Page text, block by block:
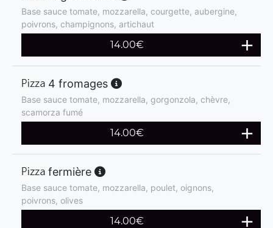
Base sauce tomate, mozzarella, courgette, aubergine,
poivrons, champignons, artichaut
14.00€
4 fromages
Base sauce tomate, mozzarella, gorgonzola, chèvre,
scamorza fumé
14.00€
fermière
Base sauce tomate, mozzarella, poulet, oignons,
poivrons, olives
14.00€